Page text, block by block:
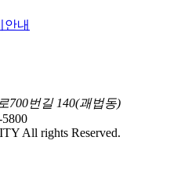
안내
700번길 140(괘법동)
All rights Reserved.